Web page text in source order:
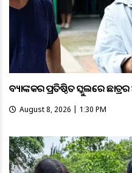
ବ୍ୟାଙ୍କକର ପ୍ରତିଷ୍ଠିତ ସ୍କୁଲରେ
August 8, 2026 | 1:30 PM